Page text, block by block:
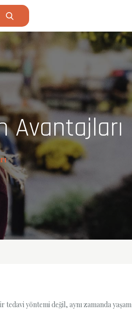
Avantajları
tedavi yöntemi değil, aynı zamanda yaşam